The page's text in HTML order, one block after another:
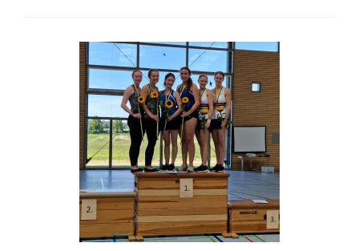
Platz
2
bei
der
2.
German
Masters
Serie